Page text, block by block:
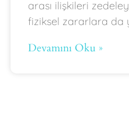
arası ilişkileri
fiziksel zararlara da
Devamını Oku »